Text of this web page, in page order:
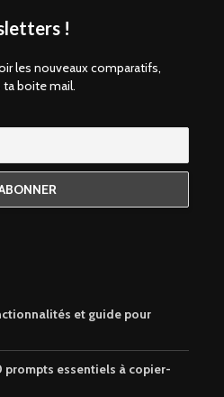
!
les nouveaux comparatifs,
boite mail.
et guide pour
prompts essentiels à copier-